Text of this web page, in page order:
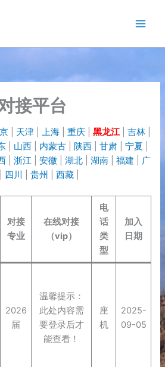
接平台
天津 |上海 |重庆 |黑龙江 |吉林
山西 内蒙古 陕西 |甘肃 |宁夏
|浙江 |安徽 |湖北 |湖南 |福建
广
四川 |贵州 |西藏
对接
专业
在线对接
（vip）
电
话
类
型
加入
日期
2026
届
温馨提示：
此处内容需
要登录后才
能查看！
座
机
2025-
09-05